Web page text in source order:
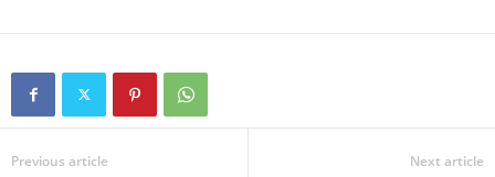
Previous article Next article